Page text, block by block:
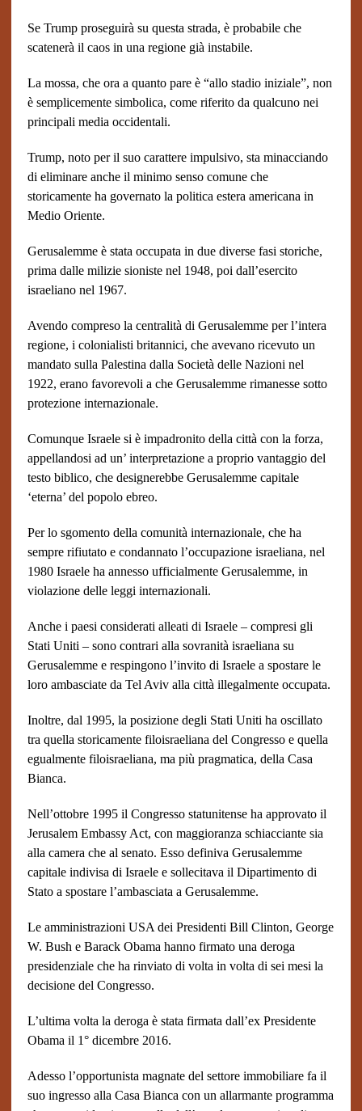
Se Trump proseguirà su questa strada, è probabile che
scatenerà il caos in una regione già instabile.
La mossa, che ora a quanto pare è “allo stadio iniziale”, non
è semplicemente simbolica, come riferito da qualcuno nei
principali media occidentali.
Trump, noto per il suo carattere impulsivo, sta minacciando
di eliminare anche il minimo senso comune che
storicamente ha governato la politica estera americana in
Medio Oriente.
Gerusalemme è stata occupata in due diverse fasi storiche,
prima dalle milizie sioniste nel 1948, poi dall’esercito
israeliano nel 1967.
Avendo compreso la centralità di Gerusalemme per l’intera
regione, i colonialisti britannici, che avevano ricevuto un
mandato sulla Palestina dalla Società delle Nazioni nel
1922, erano favorevoli a che Gerusalemme rimanesse sotto
protezione internazionale.
Comunque Israele si è impadronito della città con la forza,
appellandosi ad un’ interpretazione a proprio vantaggio del
testo biblico, che designerebbe Gerusalemme capitale
‘eterna’ del popolo ebreo.
Per lo sgomento della comunità internazionale, che ha
sempre rifiutato e condannato l’occupazione israeliana, nel
1980 Israele ha annesso ufficialmente Gerusalemme, in
violazione delle leggi internazionali.
Anche i paesi considerati alleati di Israele – compresi gli
Stati Uniti – sono contrari alla sovranità israeliana su
Gerusalemme e respingono l’invito di Israele a spostare le
loro ambasciate da Tel Aviv alla città illegalmente occupata.
Inoltre, dal 1995, la posizione degli Stati Uniti ha oscillato
tra quella storicamente filoisraeliana del Congresso e quella
egualmente filoisraeliana, ma più pragmatica, della Casa
Bianca.
Nell’ottobre 1995 il Congresso statunitense ha approvato il
Jerusalem Embassy Act, con maggioranza schiacciante sia
alla camera che al senato. Esso definiva Gerusalemme
capitale indivisa di Israele e sollecitava il Dipartimento di
Stato a spostare l’ambasciata a Gerusalemme.
Le amministrazioni USA dei Presidenti Bill Clinton, George
W. Bush e Barack Obama hanno firmato una deroga
presidenziale che ha rinviato di volta in volta di sei mesi la
decisione del Congresso.
L’ultima volta la deroga è stata firmata dall’ex Presidente
Obama il 1° dicembre 2016.
Adesso l’opportunista magnate del settore immobiliare fa il
suo ingresso alla Casa Bianca con un allarmante programma